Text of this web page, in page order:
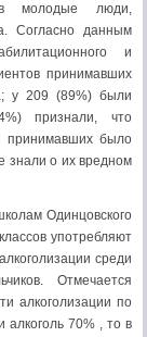
молодые люди,
Согласно данным
и
принимавших
у 209 (89%) были
признали, что
принимавших было
знали о их вредном
Одинцовского
употребляют
среди
Отмечается
алкоголизации по
алкоголь 70% , то в